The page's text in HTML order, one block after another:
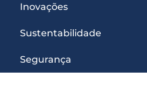
Inovações
Sustentabilidade
Segurança